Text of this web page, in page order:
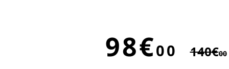
98€00 140€00